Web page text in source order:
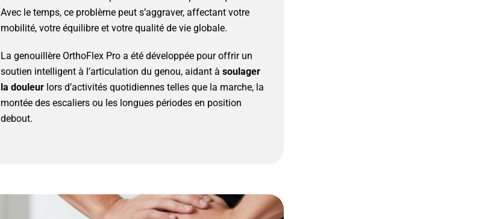
Avec le temps, ce problème peut s’aggraver, affectant votre
mobilité, votre équilibre et votre qualité de vie globale.
La genouillère OrthoFlex Pro a été développée pour offrir un
soutien intelligent à l’articulation du genou, aidant à soulager
la douleur lors d’activités quotidiennes telles que la marche, la
montée des escaliers ou les longues périodes en position
debout.